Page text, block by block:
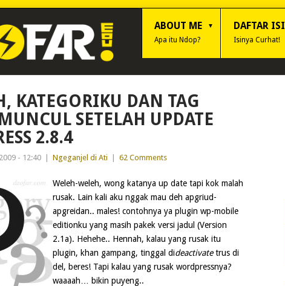
ABOUT ME
Apa itu Ndop?
DAFTAR ISI
Isinya Curhat!
KATEGORIKU DAN TAG
SETELAH UPDATE
2.8.4
- 12:40 Ngeganjel di Ati 62 Comments
Weleh-weleh, wong katanya up date tapi kok malah
rusak. Lain kali aku nggak mau deh apgriud-
apgreidan.. males! contohnya ya plugin wp-mobile
editionku yang masih pakek versi jadul (Version
2.1a). Hehehe.. Hennah, kalau yang rusak itu
plugin, khan gampang, tinggal dideactivatetrus di
del, beres! Tapi kalau yang rusak wordpressnya?
waaaah… bikin puyeng..